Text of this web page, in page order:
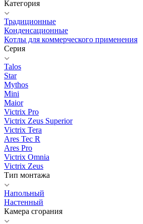
Категория
Традиционные
Конденсационные
Котлы для коммерческого применения
Серия
Talos
Star
Mythos
Mini
Maior
Victrix Pro
Victrix Zeus Superior
Victrix Tera
Ares Tec R
Ares Pro
Victrix Omnia
Victrix Zeus
Тип монтажа
Напольный
Настенный
Камера сгорания